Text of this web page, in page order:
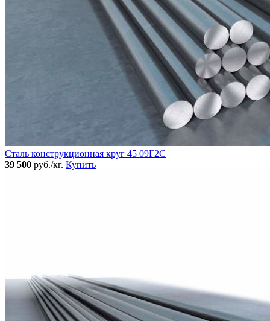
Сталь конструкционная круг 45 09Г2С
39 500 руб./кг. Купить